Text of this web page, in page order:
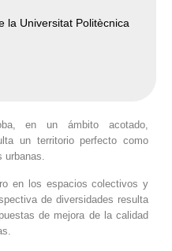
la Universitat Politècnica
en un ámbito acotado,
un territorio perfecto como
urbanas.
en los espacios colectivos y
de diversidades resulta
de mejora de la calidad